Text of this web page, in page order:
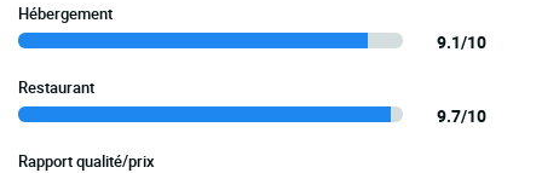
Hébergement
9.1/10
Restaurant
9.7/10
Rapport qualité/prix